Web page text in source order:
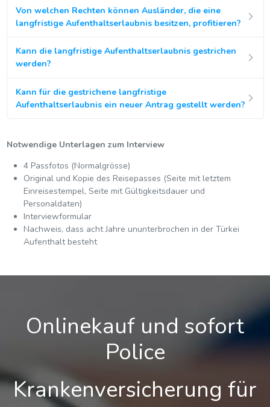
Von welchen Rechten können Ausländer, die eine
langfristige Aufenthaltserlaubnis besitzen, profitieren?
Kann die langfristige Aufenthaltserlaubnis gestrichen
werden?
Kann für die gestrichene langfristige
Aufenthaltserlaubnis ein neuer Antrag gestellt werden?
Notwendige Unterlagen zum Interview
4 Passfotos (Normalgrösse)
Original und Kopie des Reisepasses (Seite mit letztem
Einreisestempel, Seite mit Gültigkeitsdauer und
Personaldaten)
Interviewformular
Nachweis, dass acht Jahre ununterbrochen in der Türkei
Aufenthalt besteht
Onlinekauf und sofort
Police
Krankenversicherung für